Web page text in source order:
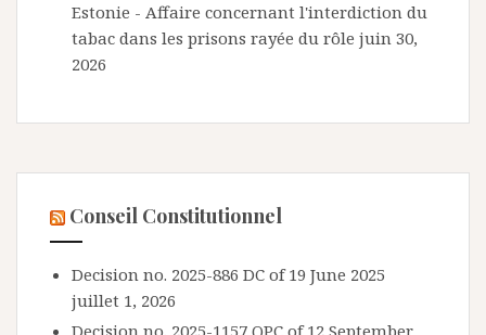
Estonie - Affaire concernant l'interdiction du
tabac dans les prisons rayée du rôle juin 30,
2026
Conseil Constitutionnel
Decision no. 2025-886 DC of 19 June 2025
juillet 1, 2026
Decision no. 2025-1157 QPC of 12 September